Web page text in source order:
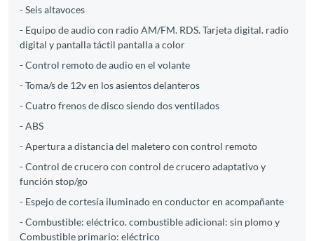
- Seis altavoces
- Equipo de audio con radio AM/FM. RDS. Tarjeta digital. radio
digital y pantalla táctil pantalla a color
- Control remoto de audio en el volante
- Toma/s de 12v en los asientos delanteros
- Cuatro frenos de disco siendo dos ventilados
- ABS
- Apertura a distancia del maletero con control remoto
- Control de crucero con control de crucero adaptativo y
función stop/go
- Espejo de cortesía iluminado en conductor en acompañante
- Combustible: eléctrico. combustible adicional: sin plomo y
Combustible primario: eléctrico